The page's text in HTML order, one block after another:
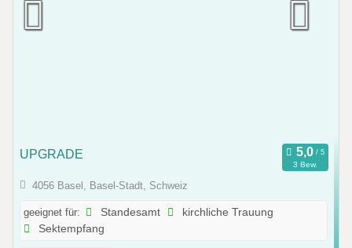
UPGRADE
3 Bew.
4056 Basel, Basel-Stadt, Schweiz
geeignet für: Standesamt
kirchliche Trauung
Sektempfang